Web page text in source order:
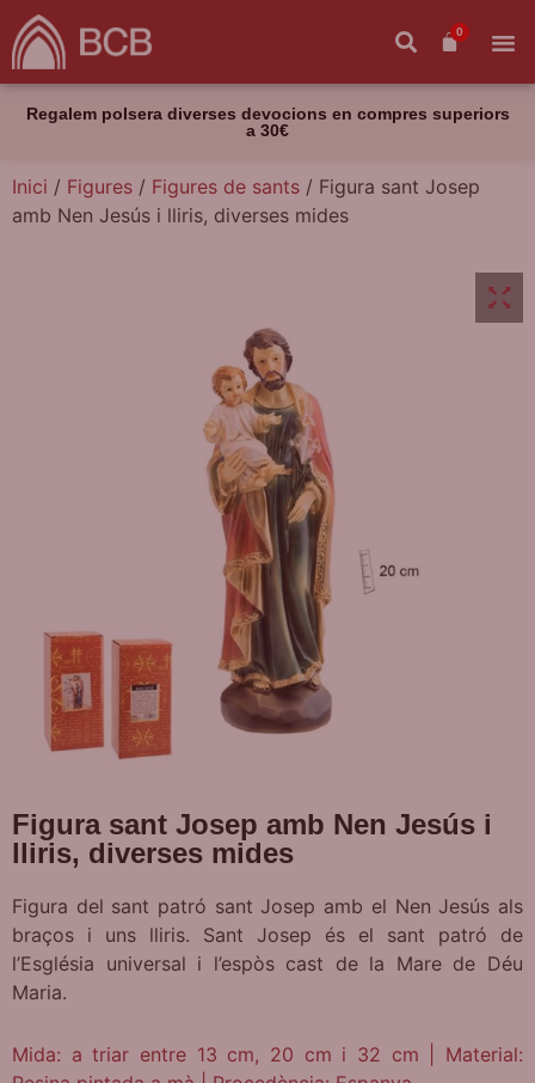
0
Regalem polsera diverses devocions en compres superiors
a 30€
Inici / Figures / Figures de sants / Figura sant Josep
amb Nen Jesús i lliris, diverses mides
Figura sant Josep amb Nen Jesús i
lliris, diverses mides
Figura del sant patró sant Josep amb el Nen Jesús als
braços i uns lliris. Sant Josep és el sant patró de
l’Església universal i l’espòs cast de la Mare de Déu
Maria.
Mida: a triar entre 13 cm, 20 cm i 32 cm | Material: